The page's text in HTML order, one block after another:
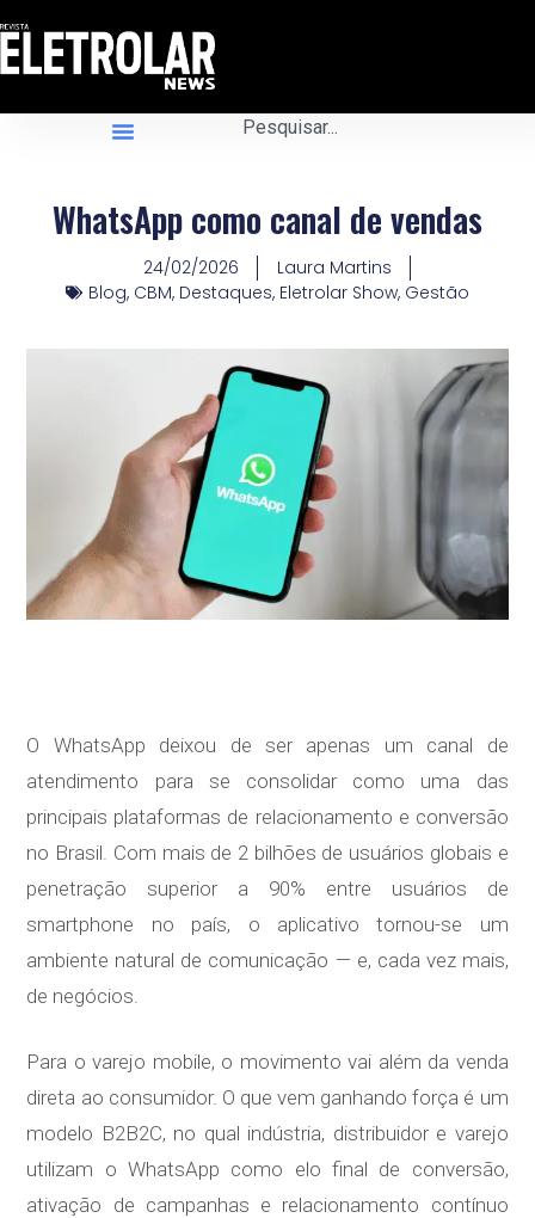
WhatsApp como canal de vendas
24/02/2026
Laura Martins
Blog, CBM, Destaques, Eletrolar Show, Gestão
O WhatsApp deixou de ser apenas um canal de
atendimento para se consolidar como uma das
principais plataformas de relacionamento e conversão
no Brasil. Com mais de 2 bilhões de usuários globais e
penetração superior a 90% entre usuários de
smartphone no país, o aplicativo tornou-se um
ambiente natural de comunicação — e, cada vez mais,
de negócios.
Para o varejo mobile, o movimento vai além da venda
direta ao consumidor. O que vem ganhando força é um
modelo B2B2C, no qual indústria, distribuidor e varejo
utilizam o WhatsApp como elo final de conversão,
ativação de campanhas e relacionamento contínuo